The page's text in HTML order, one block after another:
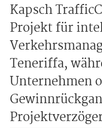
Kapsch
Projekt für
Teneriffa,
Unternehmen